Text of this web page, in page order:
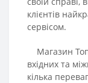
клієнтів
сервісом.
Магазин
вхідних та
кілька